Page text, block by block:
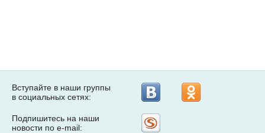
Вступайте в наши группы
в социальных сетях:
Подпишитесь на наши
новости по e-mail: